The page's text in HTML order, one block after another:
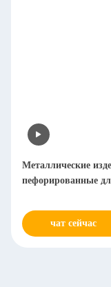
Равномерное
металлической
чат сейчас